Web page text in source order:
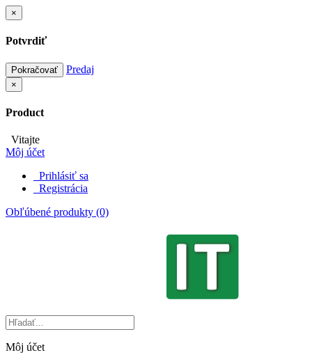
×
Potvrdiť
Pokračovať Predaj
×
Product
Vitajte
Môj účet
Prihlásiť sa
Registrácia
Obľúbené produkty (0)
Môj účet